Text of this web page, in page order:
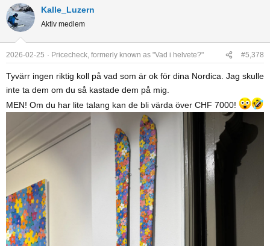
a
c
t
i
o
n
s
:
Kalle_Luzern
Aktiv medlem
2026-02-25 Pricecheck, formerly known as "Vad i helvete?" #5,378
Tyvärr ingen riktig koll på vad som är ok för dina Nordica. Jag skulle
inte ta dem om du så kastade dem på mig.
MEN! Om du har lite talang kan de bli värda över CHF 7000!